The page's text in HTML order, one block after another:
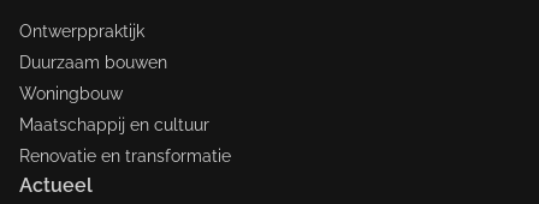
Ontwerppraktijk
Duurzaam bouwen
Woningbouw
Maatschappij en cultuur
Renovatie en transformatie
Actueel